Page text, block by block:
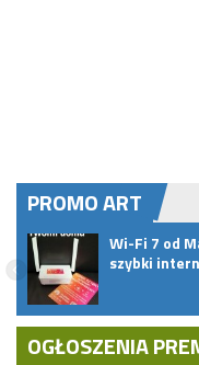
PROMO ART
Wi-Fi 7 od
szybki
OGŁOSZENIA